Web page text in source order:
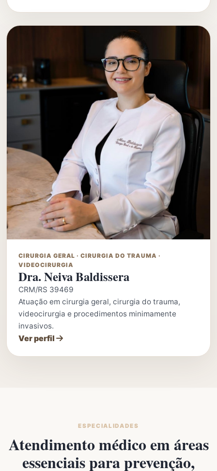
CIRURGIA GERAL · CIRURGIA DO TRAUMA ·
VIDEOCIRURGIA
Dra. Neiva Baldissera
CRM/RS 39469
Atuação em cirurgia geral, cirurgia do trauma,
videocirurgia e procedimentos minimamente
invasivos.
Ver perfil
ESPECIALIDADES
Atendimento médico em áreas
essenciais para prevenção,